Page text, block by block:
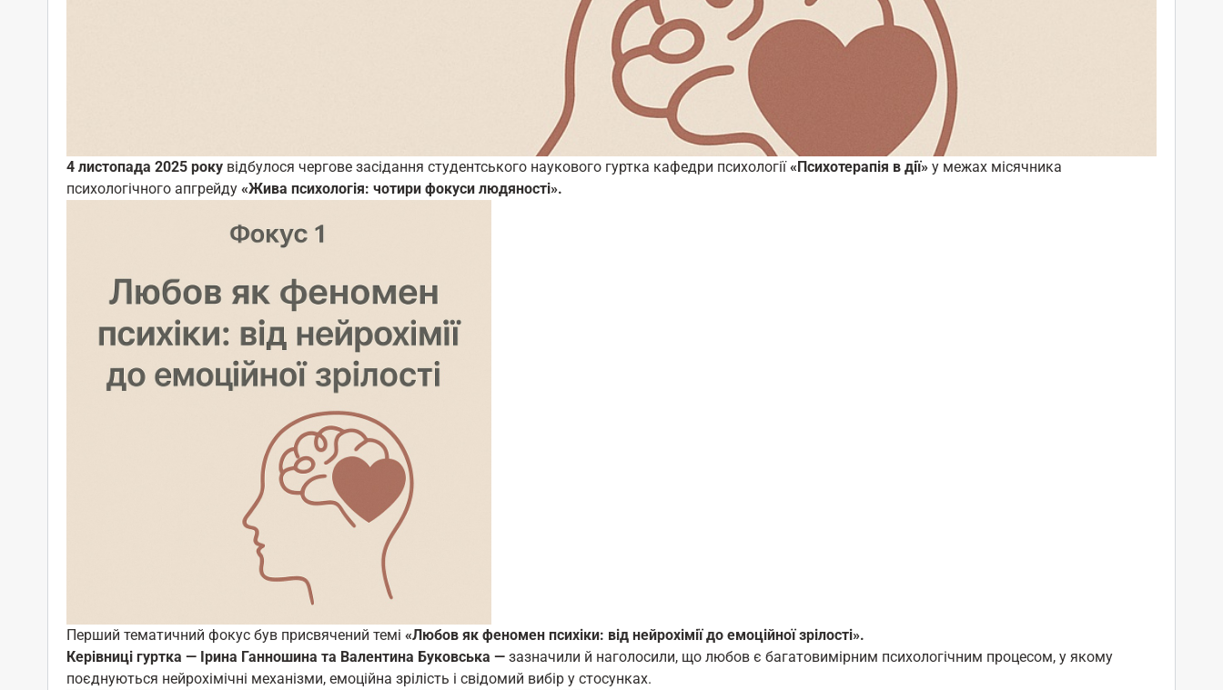
4 листопада 2025 року відбулося чергове засідання студентського наукового гуртка кафедри психології«Психотерапія в дії» у межах місячника
психологічного апгрейду «Жива психологія: чотири фокуси людяності».
Перший тематичний фокус був присвячений темі «Любов як феномен психіки: від нейрохімії до емоційної зрілості».
Керівниці гуртка — Ірина Ганношина та Валентина Буковська — зазначили й наголосили, що любов є багатовимірним психологічним процесом, у якому
поєднуються нейрохімічні механізми, емоційна зрілість і свідомий вибір у стосунках.